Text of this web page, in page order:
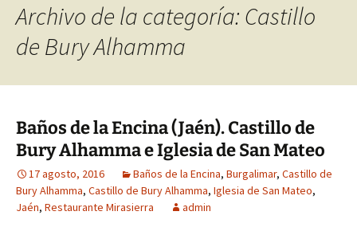
Archivo de la categoría: Castillo
de Bury Alhamma
Baños de la Encina (Jaén). Castillo de
Bury Alhamma e Iglesia de San Mateo
17 agosto, 2016 Baños de la Encina, Burgalimar, Castillo de
Bury Alhamma, Castillo de Bury Alhamma, Iglesia de San Mateo,
Jaén, Restaurante Mirasierra admin